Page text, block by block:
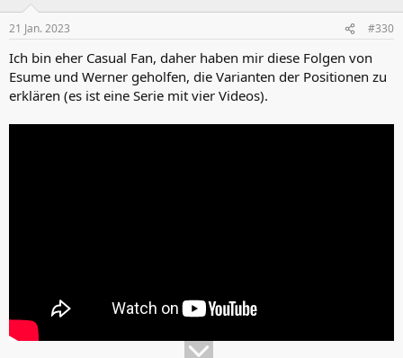
e
:
21 Jan. 2023 #330
Ich bin eher Casual Fan, daher haben mir diese Folgen von
Esume und Werner geholfen, die Varianten der Positionen zu
erklären (es ist eine Serie mit vier Videos).